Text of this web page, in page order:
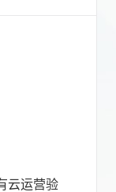
云运营验